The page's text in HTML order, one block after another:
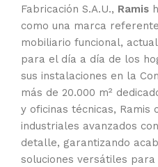
Fabricación S.A.U., Ramis
como una marca
mobiliario funcional,
para el día a día de los
sus instalaciones en la
más de 20.000 m²
y oficinas técnicas, Ramis
industriales avanzados
detalle, garantizando
soluciones versátiles para